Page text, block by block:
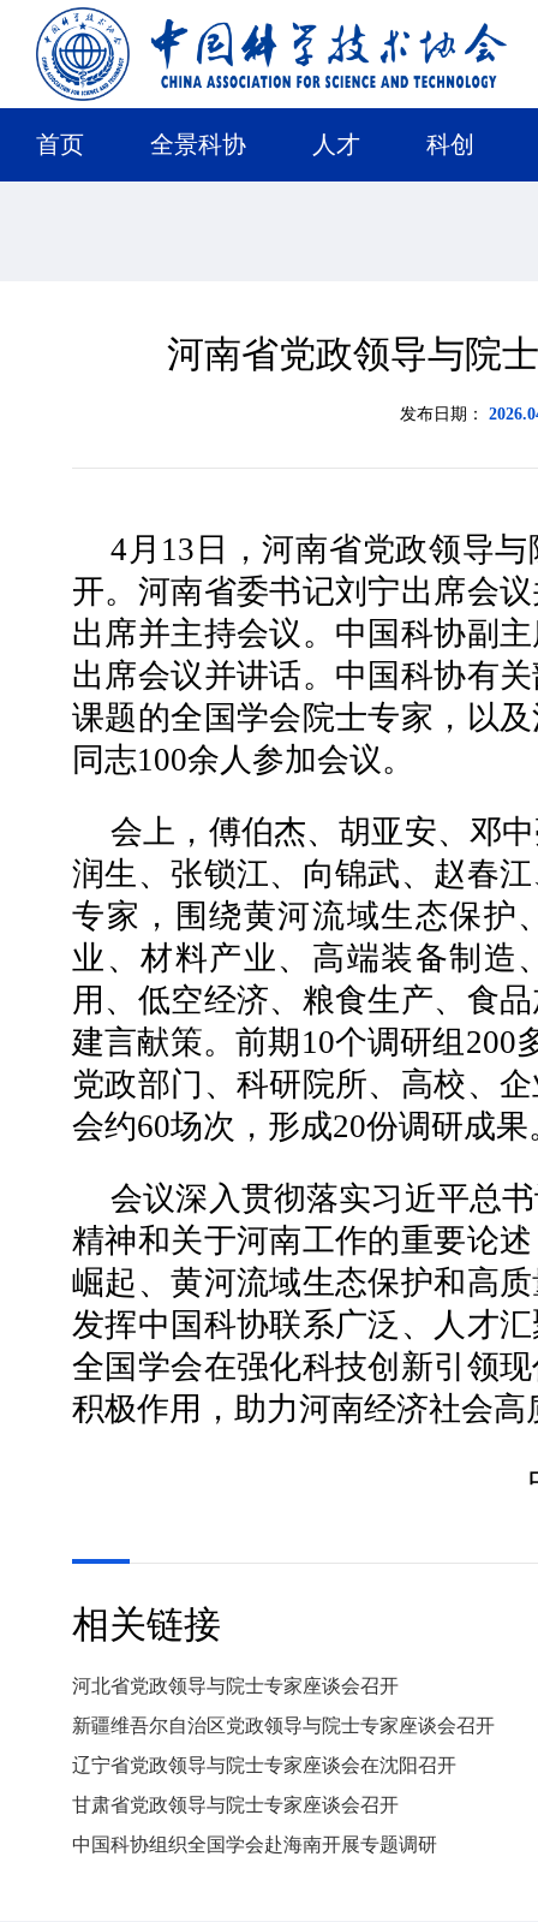
首页 全景科协 人才 科创
河南省党政领导与院
发布日期：
4月13日，河南省党政领导
开。河南省委书记刘宁出席会
出席并主持会议。中国科协副
出席会议并讲话。中国科协有
课题的全国学会院士专家，以
同志100余人参加会议。
会上，傅伯杰、胡亚安、邓
润生、张锁江、向锦武、赵春
专家，围绕黄河流域生态保护
业、材料产业、高端装备制造
用、低空经济、粮食生产、食
建言献策。前期10个调研组200
党政部门、科研院所、高校、
会约60场次，形成20份调研成果
会议深入贯彻落实习近平总
精神和关于河南工作的重要论
崛起、黄河流域生态保护和高
发挥中国科协联系广泛、人才
全国学会在强化科技创新引领
积极作用，助力河南经济社会
相关链接
河北省党政领导与院士专家座谈会召开
新疆维吾尔自治区党政领导与院士专家座谈会召开
辽宁省党政领导与院士专家座谈会在沈阳召开
甘肃省党政领导与院士专家座谈会召开
中国科协组织全国学会赴海南开展专题调研